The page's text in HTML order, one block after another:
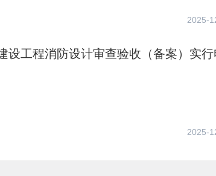
2025-
设工程消防设计审查验收（备案）实行
2025-